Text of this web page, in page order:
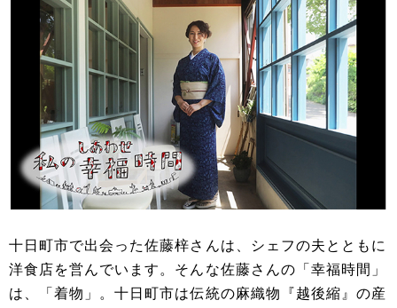
十日町市で出会った佐藤梓さんは、シェフの夫とともに
洋食店を営んでいます。そんな佐藤さんの「幸福時間」
は、「着物」。十日町市は伝統の麻織物『越後縮』の産